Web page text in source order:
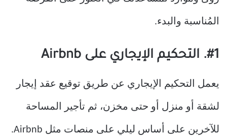
المُناسبة والبدء.
#1. التحكيم الإيجاري على Airbnb
يعمل التحكيم الإيجاري عن طريق توقيع عقد إيجار
لشقة أو منزل أو حتى مخزن، ثم تأجير المساحة
للآخرين على أساس ليلي على منصات مثل Airbnb.